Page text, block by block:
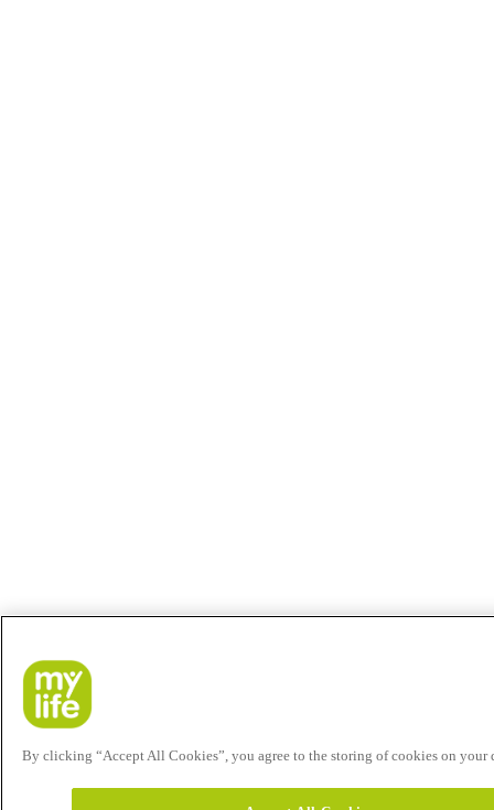
By clicking “Accept All Cookies”, you agree to the storing of cookies on your